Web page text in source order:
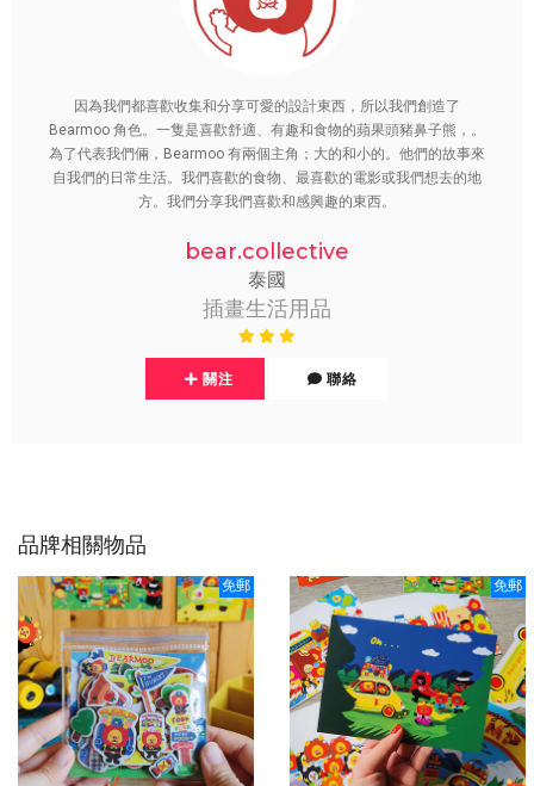
因為我們都喜歡收集和分享可愛的設計東西，所以我們創造了
Bearmoo 角色。一隻是喜歡舒適、有趣和食物的蘋果頭豬鼻子熊，。
為了代表我們倆，Bearmoo 有兩個主角；大的和小的。他們的故事來
自我們的日常生活。我們喜歡的食物、最喜歡的電影或我們想去的地
方。我們分享我們喜歡和感興趣的東西。
bear.collective
泰國
插畫生活用品
關注 聯絡
品牌相關物品
免郵 免郵